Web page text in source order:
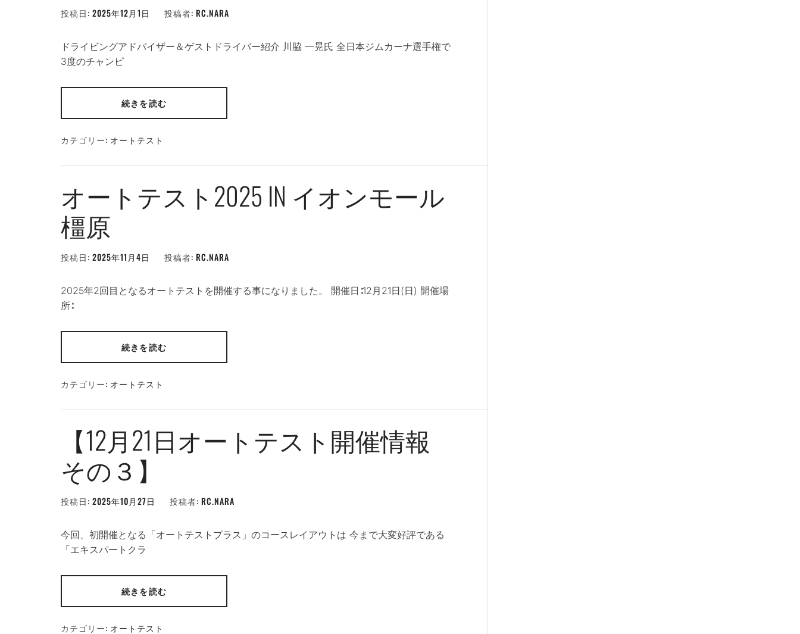
投稿日: 2025年12月1日 投稿者: RC.NARA
ドライビングアドバイザー＆ゲストドライバー紹介 川脇 一晃氏 全日本ジムカーナ選手権で
3度のチャンピ
続きを読む
カテゴリー: オートテスト
オートテスト2025 IN イオンモール
橿原
投稿日: 2025年11月4日 投稿者: RC.NARA
2025年2回目となるオートテストを開催する事になりました。 開催日∶12月21日(日) 開催場
所∶
続きを読む
カテゴリー: オートテスト
【12月21日オートテスト開催情報
その３】
投稿日: 2025年10月27日 投稿者: RC.NARA
今回、初開催となる「オートテストプラス」のコースレイアウトは 今まで大変好評である
「エキスパートクラ
続きを読む
カテゴリー: オートテスト